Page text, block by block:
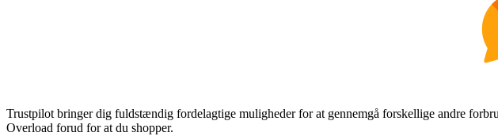
Trustpilot bringer dig fuldstændig fordelagtige muligheder for at gennemgå forskellige andre
Overload forud for at du shopper.